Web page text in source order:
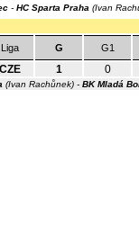
- HC Sparta Praha (Ivan
Liga G G1
CZE 1 0
(Ivan Rachůnek) - BK Mladá